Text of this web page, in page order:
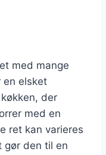
med mange
elsket
der
med en
ret kan varieres
gør den til en